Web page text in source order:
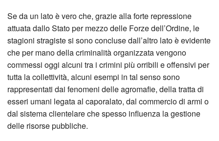
Se da un lato è vero che, grazie alla forte repressione
attuata dallo Stato per mezzo delle Forze dell’Ordine, le
stagioni stragiste si sono concluse dall’altro lato è evidente
che per mano della criminalità organizzata vengono
commessi oggi alcuni tra i crimini più orribili e offensivi per
tutta la collettività, alcuni esempi in tal senso sono
rappresentati dai fenomeni delle agromafie, della tratta di
esseri umani legata al caporalato, dal commercio di armi o
dal sistema clientelare che spesso influenza la gestione
delle risorse pubbliche.